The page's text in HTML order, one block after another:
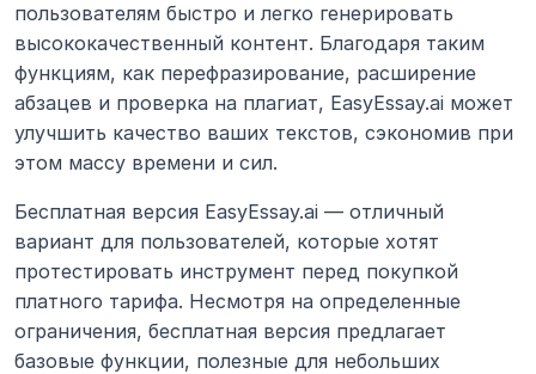
пользователям быстро и легко генерировать
высококачественный контент. Благодаря таким
функциям, как перефразирование, расширение
абзацев и проверка на плагиат, EasyEssay.ai может
улучшить качество ваших текстов, сэкономив при
этом массу времени и сил.
Бесплатная версия EasyEssay.ai — отличный
вариант для пользователей, которые хотят
протестировать инструмент перед покупкой
платного тарифа. Несмотря на определенные
ограничения, бесплатная версия предлагает
базовые функции, полезные для небольших